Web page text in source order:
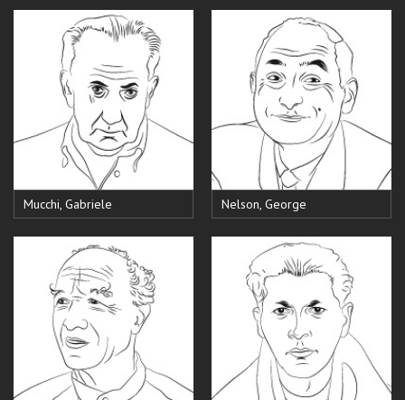
Mucchi, Gabriele Nelson, George